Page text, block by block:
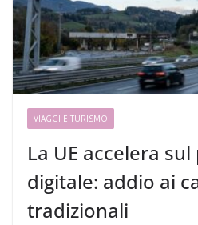
VIAGGI E TURISMO
La UE accelera
digitale: addio ai
tradizionali